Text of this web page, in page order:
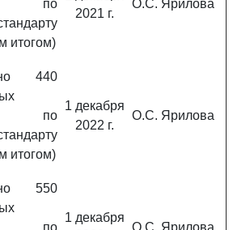
по
итогом)
2021 г.
О.С. Ярилова
440
по
итогом)
1 декабря
2022 г.
О.С. Ярилова
550
по
1 декабря
О.С. Ярилова